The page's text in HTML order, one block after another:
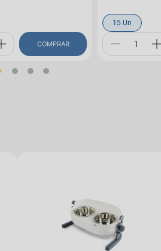
COMPRAR
15 Un